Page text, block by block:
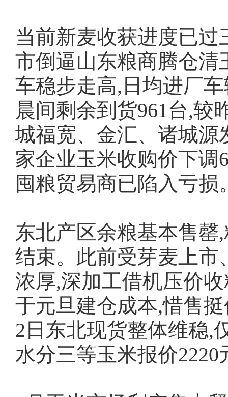
当前新麦收获进度已
市倒逼山东粮商腾仓清
车稳步走高,日均进厂
晨间剩余到货961台,较
城福宽、金汇、诸城源
家企业玉米收购价下调
囤粮贸易商已陷入亏损
东北产区余粮基本售
结束。此前受芽麦上市
浓厚,深加工借机压价
于元旦建仓成本,惜售
2日东北现货整体维稳,
水分三等玉米报价2220